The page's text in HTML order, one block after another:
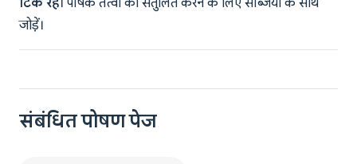
टिके रहें। पोषक तत्वों को संतुलित करने के लिए सब्जियों के साथ
जोड़ें।
संबंधित पोषण पेज